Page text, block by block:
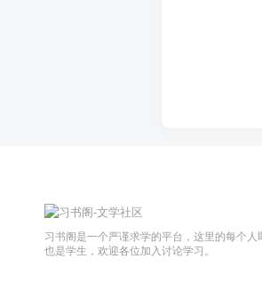
习书阁是一个严谨求学的平台，这里的每个人
也是学生，欢迎各位加入讨论学习。